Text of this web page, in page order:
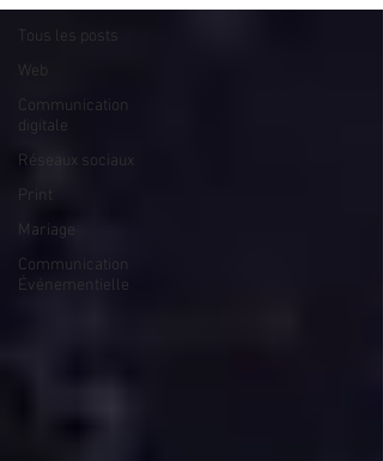
Tous les posts
Web
Communication
digitale
Réseaux sociaux
Print
Mariage
Communication
Événementielle